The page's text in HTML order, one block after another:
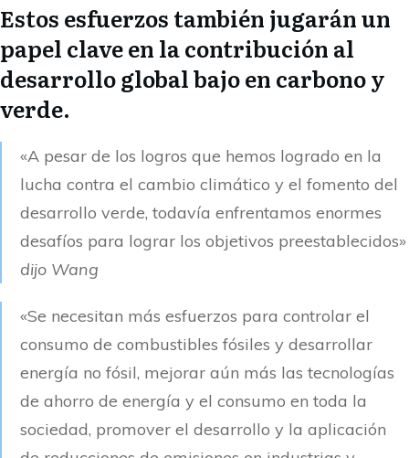
Estos esfuerzos también jugarán un
papel clave en la contribución al
desarrollo global bajo en carbono y
verde.
«A pesar de los logros que hemos logrado en la
lucha contra el cambio climático y el fomento del
desarrollo verde, todavía enfrentamos enormes
desafíos para lograr los objetivos preestablecidos»
dijo Wang
«Se necesitan más esfuerzos para controlar el
consumo de combustibles fósiles y desarrollar
energía no fósil, mejorar aún más las tecnologías
de ahorro de energía y el consumo en toda la
sociedad, promover el desarrollo y la aplicación